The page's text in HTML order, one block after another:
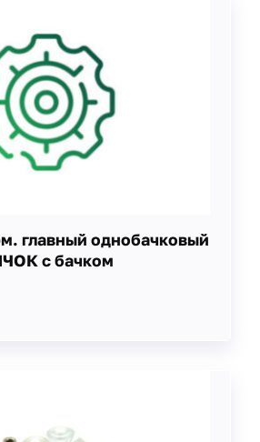
главный однобачковый
с бачком